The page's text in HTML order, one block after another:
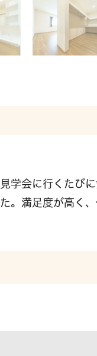
見学会に行くたび
た。満足度が高く